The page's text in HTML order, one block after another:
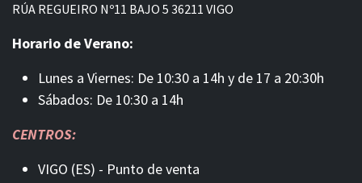
RÚA REGUEIRO Nº11 BAJO 5 36211 VIGO
Horario de Verano:
Lunes a Viernes: De 10:30 a 14h y de 17 a 20:30h
Sábados: De 10:30 a 14h
CENTROS:
VIGO (ES) - Punto de venta